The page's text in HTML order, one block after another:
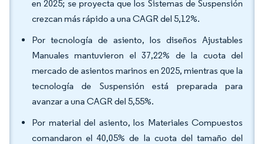
en 2025; se proyecta que los Sistemas de Suspensión
crezcan más rápido a una CAGR del 5,12%.
Por tecnología de asiento, los diseños Ajustables
Manuales mantuvieron el 37,22% de la cuota del
mercado de asientos marinos en 2025, mientras que la
tecnología de Suspensión está preparada para
avanzar a una CAGR del 5,55%.
Por material del asiento, los Materiales Compuestos
comandaron el 40,05% de la cuota del tamaño del